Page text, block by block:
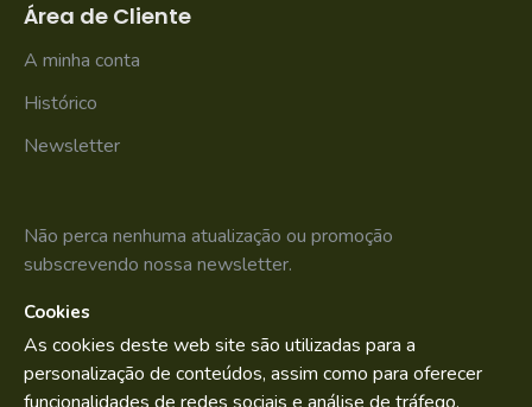
Área de Cliente
A minha conta
Histórico
Newsletter
Não perca nenhuma atualização ou promoção
subscrevendo nossa newsletter.
Li e aceito osPolítica de Privacidade
Cookies
As cookies deste web site são utilizadas para a
personalização de conteúdos, assim como para oferecer